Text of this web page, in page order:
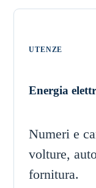
UTENZE
Energia
Numeri e
volture,
fornitura.